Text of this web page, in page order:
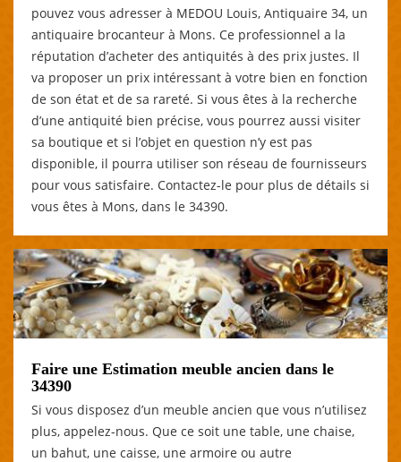
pouvez vous adresser à MEDOU Louis, Antiquaire 34, un
antiquaire brocanteur à Mons. Ce professionnel a la
réputation d’acheter des antiquités à des prix justes. Il
va proposer un prix intéressant à votre bien en fonction
de son état et de sa rareté. Si vous êtes à la recherche
d’une antiquité bien précise, vous pourrez aussi visiter
sa boutique et si l’objet en question n’y est pas
disponible, il pourra utiliser son réseau de fournisseurs
pour vous satisfaire. Contactez-le pour plus de détails si
vous êtes à Mons, dans le 34390.
Faire une Estimation meuble ancien dans le
34390
Si vous disposez d’un meuble ancien que vous n’utilisez
plus, appelez-nous. Que ce soit une table, une chaise,
un bahut, une caisse, une armoire ou autre